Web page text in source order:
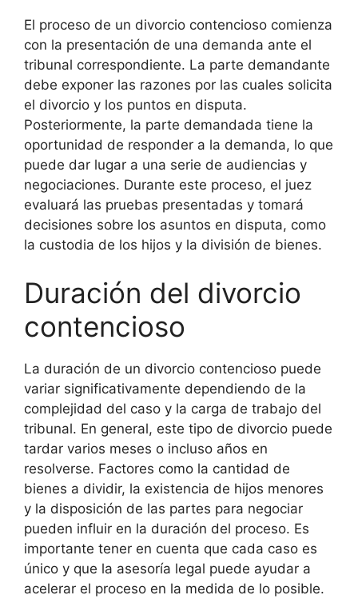
El proceso de un divorcio contencioso comienza
con la presentación de una demanda ante el
tribunal correspondiente. La parte demandante
debe exponer las razones por las cuales solicita
el divorcio y los puntos en disputa.
Posteriormente, la parte demandada tiene la
oportunidad de responder a la demanda, lo que
puede dar lugar a una serie de audiencias y
negociaciones. Durante este proceso, el juez
evaluará las pruebas presentadas y tomará
decisiones sobre los asuntos en disputa, como
la custodia de los hijos y la división de bienes.
Duración del divorcio
contencioso
La duración de un divorcio contencioso puede
variar significativamente dependiendo de la
complejidad del caso y la carga de trabajo del
tribunal. En general, este tipo de divorcio puede
tardar varios meses o incluso años en
resolverse. Factores como la cantidad de
bienes a dividir, la existencia de hijos menores
y la disposición de las partes para negociar
pueden influir en la duración del proceso. Es
importante tener en cuenta que cada caso es
único y que la asesoría legal puede ayudar a
acelerar el proceso en la medida de lo posible.